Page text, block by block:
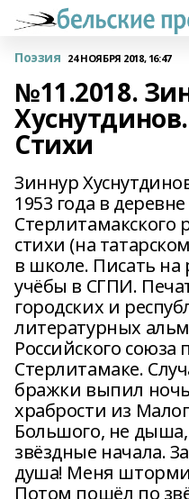
Поэзия 24 НОЯБРЯ 2018, 16:47
№11.2018.
Стихи
Зиннур
1953 года в
Стерлитамакского
стихи (на
в школе. Писать на
учёбы в СГПИ.
городских и
литературных
Российского
Стерлитамаке.
бражки выпил
храбрости из
Большого, не
звёздные начала.
душа! Меня
Потом пошёл по